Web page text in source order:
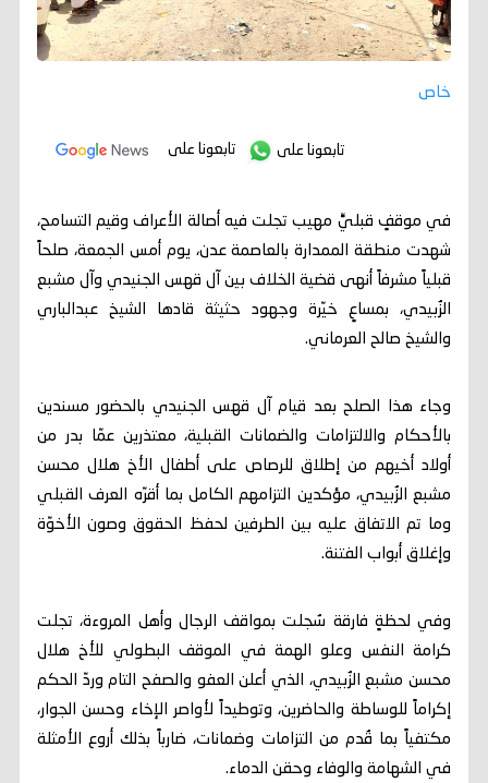
خاص
تابعونا على تابعونا على
في موقفٍ قبليٍّ مهيب تجلت فيه أصالة الأعراف وقيم التسامح،
شهدت منطقة الممدارة بالعاصمة عدن، يوم أمس الجمعة، صلحاً
قبلياً مشرفاً أنهى قضية الخلاف بين آل قهس الجنيدي وآل مشبع
الزُبيدي، بمساعٍ خيّرة وجهود حثيثة قادها الشيخ عبدالباري
والشيخ صالح العرماني.
وجاء هذا الصلح بعد قيام آل قهس الجنيدي بالحضور مسندين
بالأحكام والالتزامات والضمانات القبلية، معتذرين عمّا بدر من
أولاد أخيهم من إطلاق للرصاص على أطفال الأخ هلال محسن
مشبع الزُبيدي، مؤكدين التزامهم الكامل بما أقرّه العرف القبلي
وما تم الاتفاق عليه بين الطرفين لحفظ الحقوق وصون الأخوّة
وإغلاق أبواب الفتنة.
وفي لحظةٍ فارقة سُجلت بمواقف الرجال وأهل المروءة، تجلت
كرامة النفس وعلو الهمة في الموقف البطولي للأخ هلال
محسن مشبع الزُبيدي، الذي أعلن العفو والصفح التام وردّ الحكم
إكراماً للوساطة والحاضرين، وتوطيداً لأواصر الإخاء وحسن الجوار،
مكتفياً بما قُدم من التزامات وضمانات، ضارباً بذلك أروع الأمثلة
في الشهامة والوفاء وحقن الدماء.